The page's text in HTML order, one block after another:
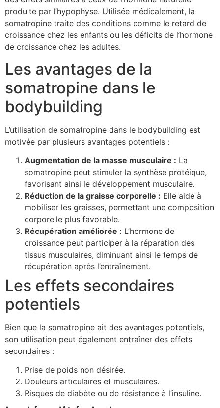
produite par l’hypophyse. Utilisée médicalement, la
somatropine traite des conditions comme le retard de
croissance chez les enfants ou les déficits de l’hormone
de croissance chez les adultes.
Les avantages de la
somatropine dans le
bodybuilding
L’utilisation de somatropine dans le bodybuilding est
motivée par plusieurs avantages potentiels :
Augmentation de la masse musculaire : La
somatropine peut stimuler la synthèse protéique,
favorisant ainsi le développement musculaire.
Réduction de la graisse corporelle : Elle aide à
mobiliser les graisses, permettant une composition
corporelle plus favorable.
Récupération améliorée : L’hormone de
croissance peut participer à la réparation des
tissus musculaires, diminuant ainsi le temps de
récupération après l’entraînement.
Les effets secondaires
potentiels
Bien que la somatropine ait des avantages potentiels,
son utilisation peut également entraîner des effets
secondaires :
Prise de poids non désirée.
Douleurs articulaires et musculaires.
Risques de diabète ou de résistance à l’insuline.